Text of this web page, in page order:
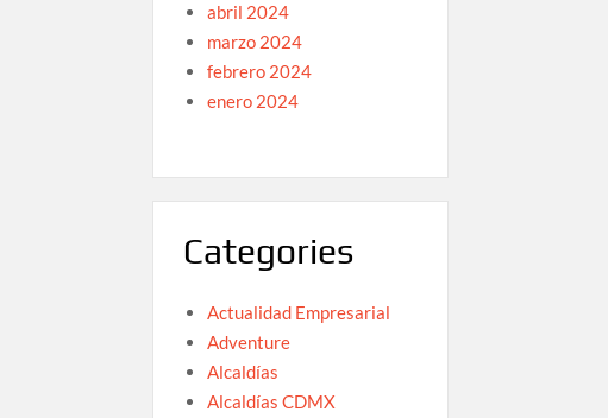
abril 2024
marzo 2024
febrero 2024
enero 2024
Categories
Actualidad Empresarial
Adventure
Alcaldías
Alcaldías CDMX